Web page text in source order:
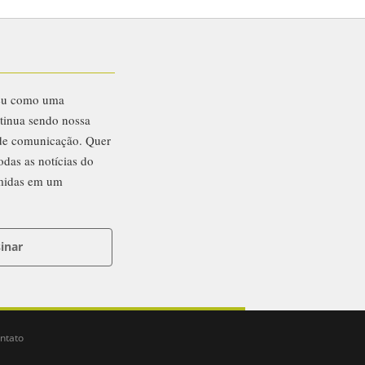
como uma
sendo nossa
comunicação. Quer
as notícias do
em um